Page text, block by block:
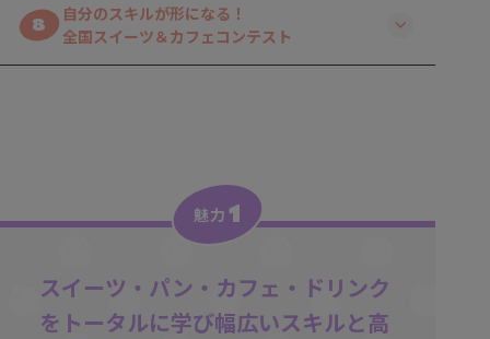
8
自分のスキルが形になる！
全国スイーツ＆カフェコンテスト
魅力 1
スイーツ・パン・カフェ・ドリンク
をトータルに学び幅広いスキルと高